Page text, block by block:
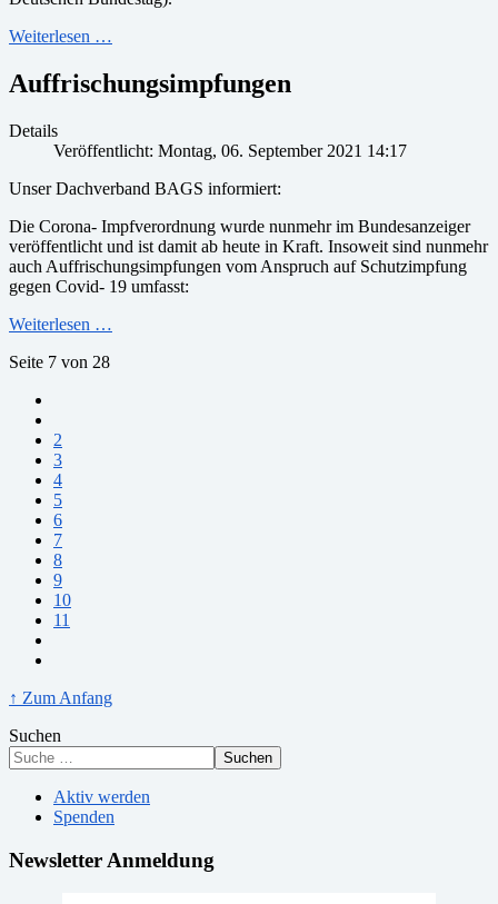
Weiterlesen …
Auffrischungsimpfungen
Details
Veröffentlicht: Montag, 06. September 2021 14:17
Unser Dachverband BAGS informiert:
Die Corona- Impfverordnung wurde nunmehr im Bundesanzeiger
veröffentlicht und ist damit ab heute in Kraft. Insoweit sind nunmehr
auch Auffrischungsimpfungen vom Anspruch auf Schutzimpfung
gegen Covid- 19 umfasst:
Weiterlesen …
Seite 7 von 28
2
3
4
5
6
7
8
9
10
11
↑ Zum Anfang
Suchen
Suchen
Aktiv werden
Spenden
Newsletter Anmeldung